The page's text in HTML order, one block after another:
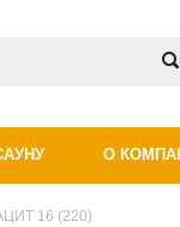
О
16 (220)